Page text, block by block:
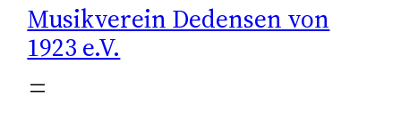
Musikverein Dedensen von
1923 e.V.